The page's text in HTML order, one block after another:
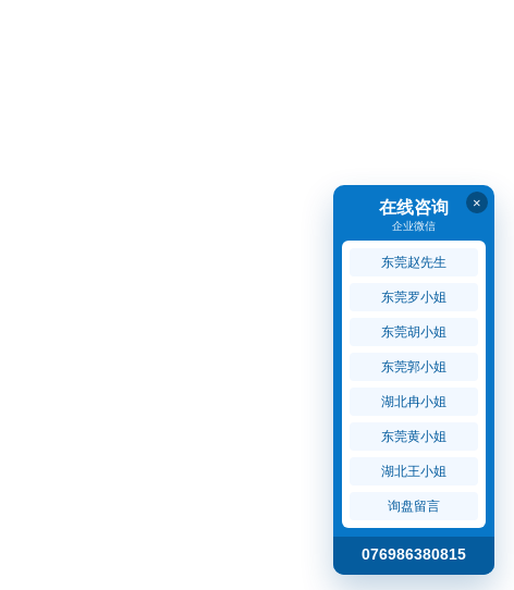
×
在线咨询
企业微信
东莞赵先生
东莞罗小姐
东莞胡小姐
东莞郭小姐
湖北冉小姐
东莞黄小姐
湖北王小姐
询盘留言
076986380815